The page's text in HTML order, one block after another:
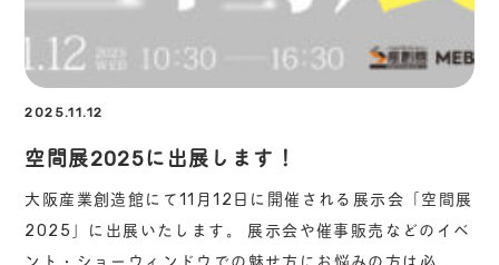
2025.11.12
空間展2025に出展します！
大阪産業創造館にて11月12日に開催される展示会「空間展
2025」に出展いたします。 展示会や催事販売などのイベ